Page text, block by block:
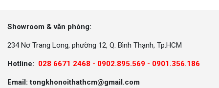
Showroom & văn phòng:
234 Nơ Trang Long, phường 12, Q. Bình Thạnh, Tp.HCM
Hotline: 028 6671 2468 - 0902.895.569 - 0901.356.186
Email: tongkhonoithathcm@gmail.com